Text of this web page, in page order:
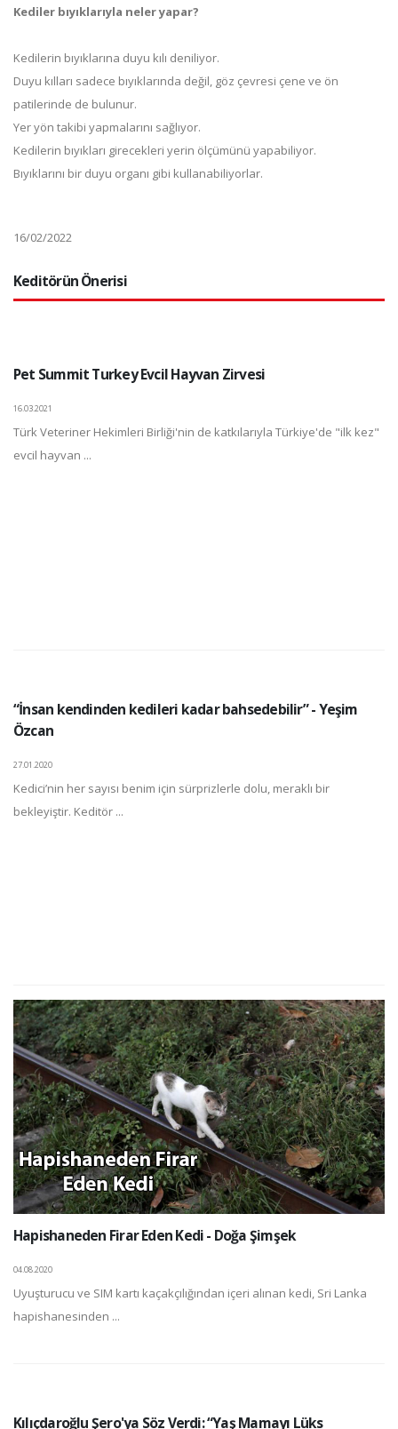
Kediler bıyıklarıyla neler yapar?
Kedilerin bıyıklarına duyu kılı deniliyor.
Duyu kılları sadece bıyıklarında değil, göz çevresi çene ve ön
patilerinde de bulunur.
Yer yön takibi yapmalarını sağlıyor.
Kedilerin bıyıkları girecekleri yerin ölçümünü yapabiliyor.
Bıyıklarını bir duyu organı gibi kullanabiliyorlar.
16/02/2022
Keditörün Önerisi
Pet Summit Turkey Evcil Hayvan Zirvesi
16.03.2021
Türk Veteriner Hekimleri Birliği'nin de katkılarıyla Türkiye'de "ilk kez"
evcil hayvan ...
“İnsan kendinden kedileri kadar bahsedebilir” - Yeşim
Özcan
27.01.2020
Kedici’nin her sayısı benim için sürprizlerle dolu, meraklı bir
bekleyiştir. Keditör ...
Hapishaneden Firar Eden Kedi - Doğa Şimşek
04.08.2020
Uyuşturucu ve SIM kartı kaçakçılığından içeri alınan kedi, Sri Lanka
hapishanesinden ...
Kılıçdaroğlu Şero'ya Söz Verdi: “Yaş Mamayı Lüks